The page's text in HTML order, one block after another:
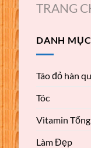
TRANG
DANH
Táo đỏ hàn
Tóc
Vitamin
Làm Đẹp